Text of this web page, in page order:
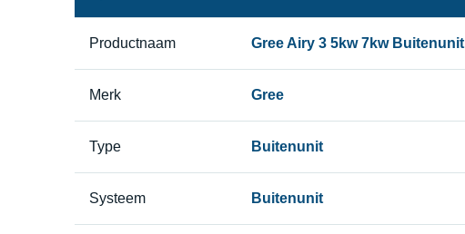
Productnaam Gree Airy 3 5kw 7kw Buitenunit
Merk Gree
Type Buitenunit
Systeem Buitenunit